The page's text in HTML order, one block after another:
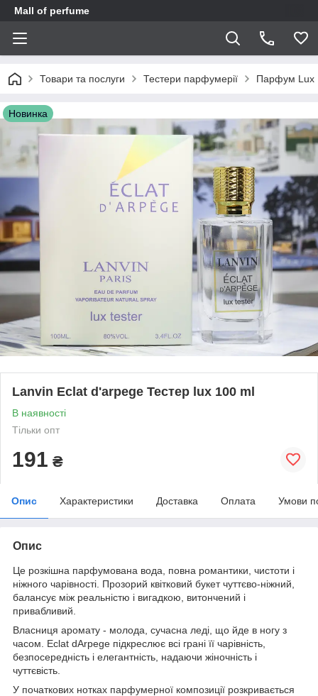
Mall of perfume
Товари та послуги Тестери парфумерії Парфум Lux
Новинка
Lanvin Eclat d'arpege Тестер lux 100 ml
В наявності
Тільки опт
191 ₴
Опис Характеристики Доставка Оплата Умови
Опис
Це розкішна парфумована вода, повна романтики, чистоти і
ніжного чарівності. Прозорий квітковий букет чуттєво-ніжний,
балансує між реальністю і вигадкою, витончений і
привабливий.
Власниця аромату - молода, сучасна леді, що йде в ногу з
часом. Eclat dArpege підкреслює всі грані її чарівність,
безпосередність і елегантність, надаючи жіночність і
чуттєвість.
У початкових нотках парфумерної композиції розкривається